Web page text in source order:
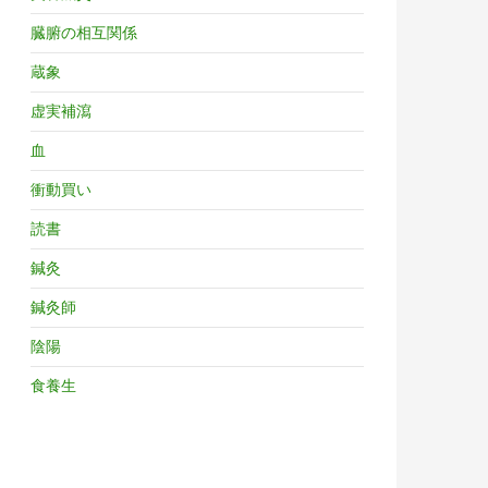
臓腑の相互関係
蔵象
虚実補瀉
血
衝動買い
読書
鍼灸
鍼灸師
陰陽
食養生